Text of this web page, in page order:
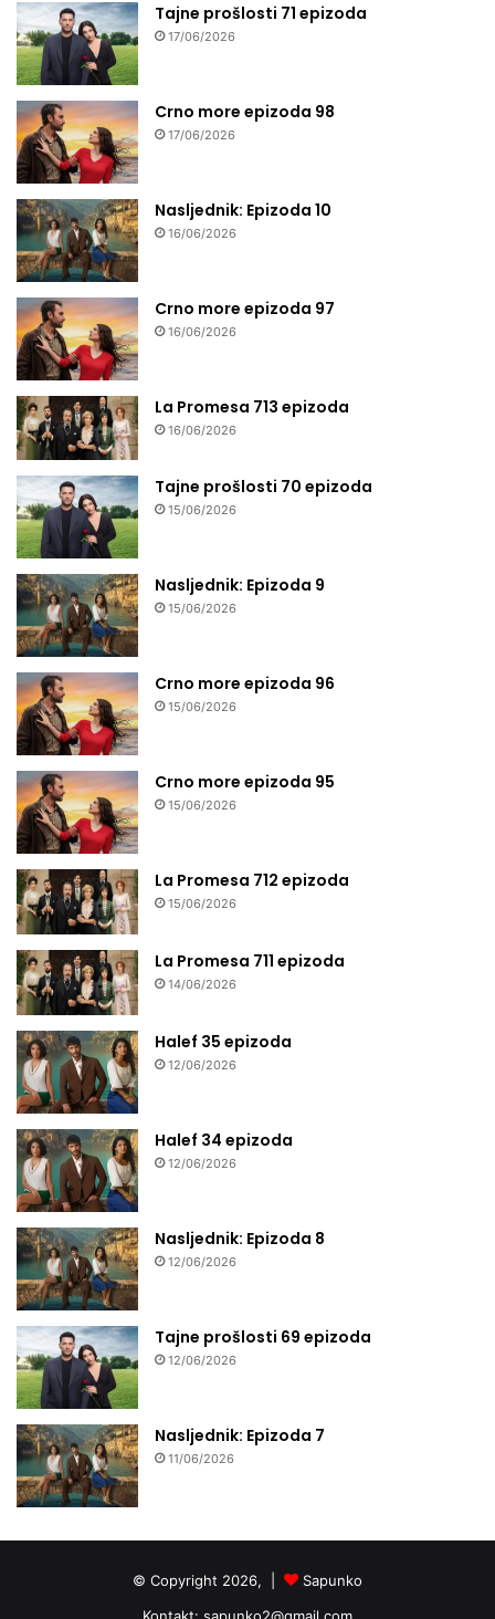
Tajne prošlosti 71 epizoda
17/06/2026
Crno more epizoda 98
17/06/2026
Nasljednik: Epizoda 10
16/06/2026
Crno more epizoda 97
16/06/2026
La Promesa 713 epizoda
16/06/2026
Tajne prošlosti 70 epizoda
15/06/2026
Nasljednik: Epizoda 9
15/06/2026
Crno more epizoda 96
15/06/2026
Crno more epizoda 95
15/06/2026
La Promesa 712 epizoda
15/06/2026
La Promesa 711 epizoda
14/06/2026
Halef 35 epizoda
12/06/2026
Halef 34 epizoda
12/06/2026
Nasljednik: Epizoda 8
12/06/2026
Tajne prošlosti 69 epizoda
12/06/2026
Nasljednik: Epizoda 7
11/06/2026
© Copyright 2026, |
Sapunko
Kontakt: sapunko2@gmail.com